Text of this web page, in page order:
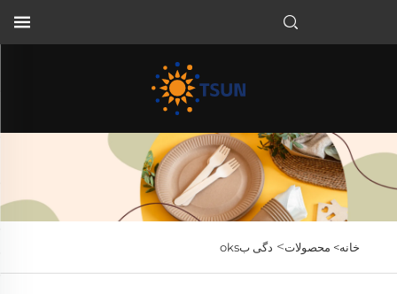
خانه> محصولات> دگی بoks